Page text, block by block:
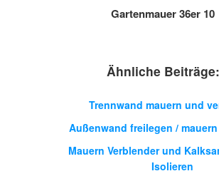
Gartenmauer 36er 10
Ähnliche Beiträge:
Trennwand mauern und
Außenwand freilegen /
Mauern Verblender und
Isolieren